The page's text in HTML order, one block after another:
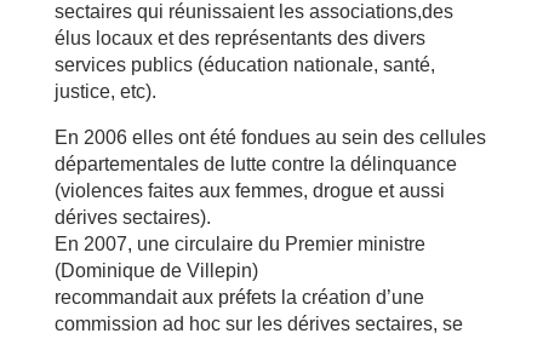
sectaires qui réunissaient les associations,des
élus locaux et des représentants des divers
services publics (éducation nationale, santé,
justice, etc).
En 2006 elles ont été fondues au sein des cellules
départementales de lutte contre la délinquance
(violences faites aux femmes, drogue et aussi
dérives sectaires).
En 2007, une circulaire du Premier ministre
(Dominique de Villepin)
recommandait aux préfets la création d’une
commission ad hoc sur les dérives sectaires, se